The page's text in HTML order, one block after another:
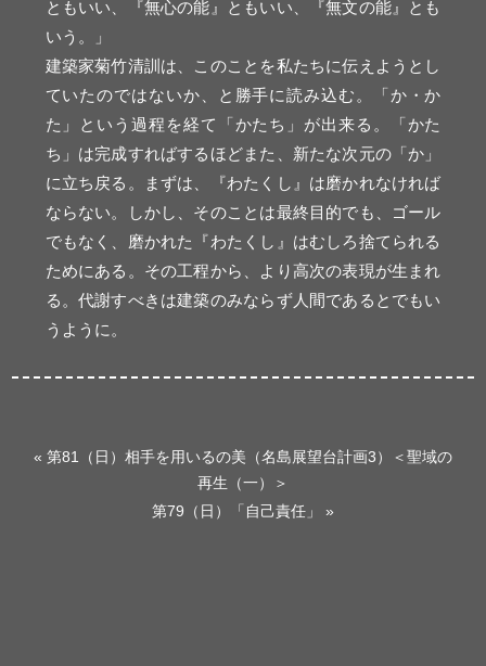
ともいい、『無心の能』ともいい、『無文の能』とも
いう。」
建築家菊竹清訓は、このことを私たちに伝えようとし
ていたのではないか、と勝手に読み込む。「か・か
た」という過程を経て「かたち」が出来る。「かた
ち」は完成すればするほどまた、新たな次元の「か」
に立ち戻る。まずは、『わたくし』は磨かれなければ
ならない。しかし、そのことは最終目的でも、ゴール
でもなく、磨かれた『わたくし』はむしろ捨てられる
ためにある。その工程から、より高次の表現が生まれ
る。代謝すべきは建築のみならず人間であるとでもい
うように。
« 第81（日）相手を用いるの美（名島展望台計画3）＜聖域の
再生（一）＞
第79（日）「自己責任」
»